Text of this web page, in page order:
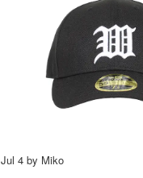
Jul 4 by Miko